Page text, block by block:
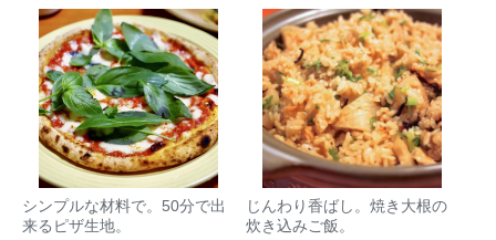
シンプルな材料で。50分で出
来るピザ生地。
じんわり香ばし。焼き大根の
炊き込みご飯。